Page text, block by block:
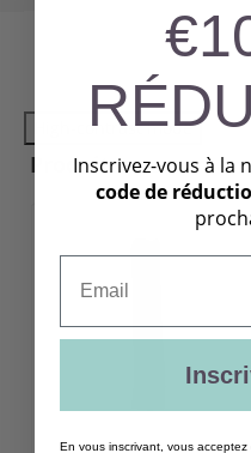
High-contrast mode
ProduitsInscrivez-vous à la
code de
En vous inscrivant, vous